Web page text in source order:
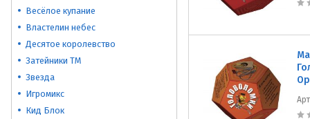
Весёлое купание
Властелин небес
Десятое королевство
Затейники ТМ
Звезда
Игромикс
Кид Блок